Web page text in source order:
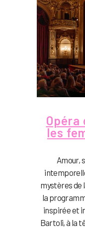
Opéra
les
Amour,
mystères de
la
inspirée et
Bartoli, à la